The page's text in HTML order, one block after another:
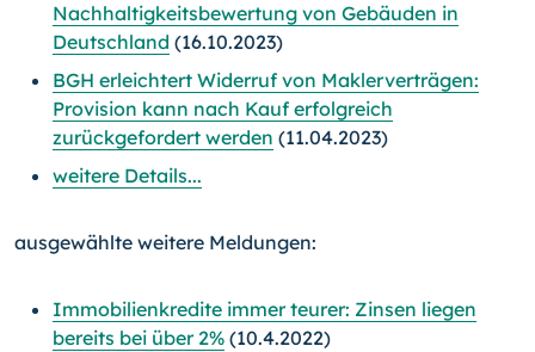
Nachhaltigkeitsbewertung von Gebäuden in
Deutschland (16.10.2023)
BGH erleichtert Widerruf von Maklerverträgen:
Provision kann nach Kauf erfolgreich
zurückgefordert werden (11.04.2023)
weitere Details...
ausgewählte weitere Meldungen:
Immobilienkredite immer teurer: Zinsen liegen
bereits bei über 2% (10.4.2022)